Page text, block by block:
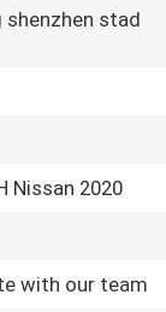
shenzhen stad
Nissan 2020
with our team